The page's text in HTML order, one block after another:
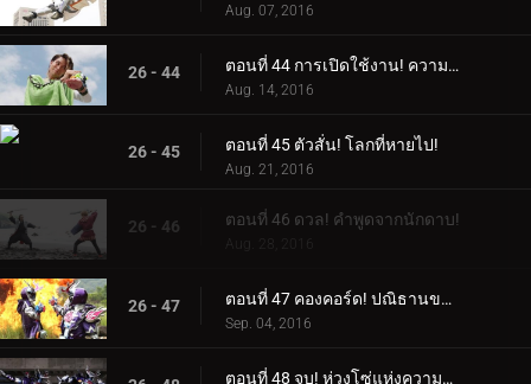
Aug. 07, 2016
26 - 44 ตอนที่ 44 การเปิดใช้งาน! ความหวาดกลัวของเดเมีย!
Aug. 14, 2016
26 - 45 ตอนที่ 45 ตัวสั่น! โลกที่หายไป!
Aug. 21, 2016
26 - 46 ตอนที่ 46 ดวล! คำพูดจากนักดาบ!
Aug. 28, 2016
26 - 47 ตอนที่ 47 คองคอร์ด! ปณิธานของทุกคน!
Sep. 04, 2016
ตอนที่ 48 จบ! ห่วงโซ่แห่งความโศกเศร้า!